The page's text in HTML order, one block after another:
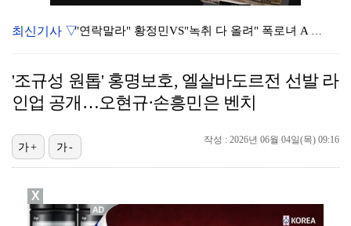
"연락말라" 황정민VS"녹취 다 올려" 폭로녀 A 씨,…
이강인, 드디어 아틀레티코 선수단과 만났다…시메오네 감…
KBO, 기록적인 폭염으로 9일까지 리그 중단…내달 6…
'나솔' 24기 옥순, 출연료 미지급 폭로 "1년 넘게…
최신기사 ▽
'조규성 원톱' 홍명보호, 엘살바도르전 선발 라
인업 공개…오현규·손흥민은 벤치
작성 : 2026년 06월 04일(목) 09:16
가+ 가-
X